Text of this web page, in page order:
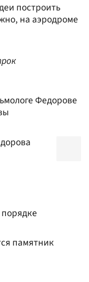
построить
на аэродроме
Федорове
памятник